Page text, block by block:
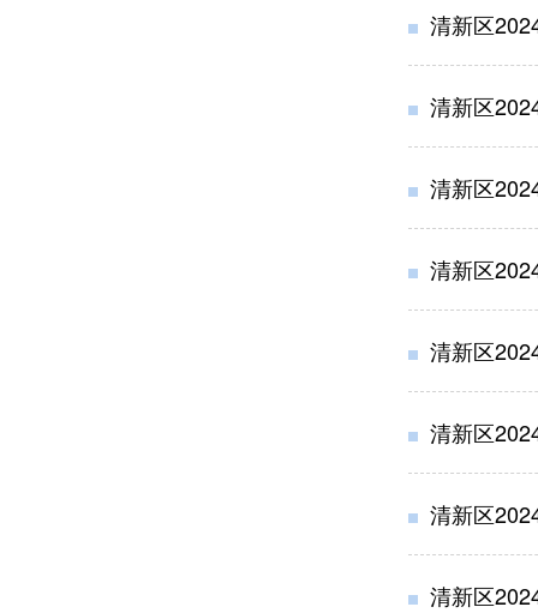
清新区
清新区
清新区
清新区
清新区
清新区
清新区
清新区